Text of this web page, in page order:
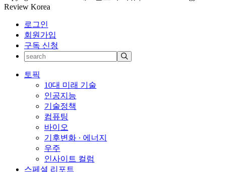
Review Korea
로그인
회원가입
구독 신청
토픽
10대 미래 기술
인공지능
기술정책
컴퓨팅
바이오
기후변화 · 에너지
우주
인사이트 컬럼
스페셜 리포트